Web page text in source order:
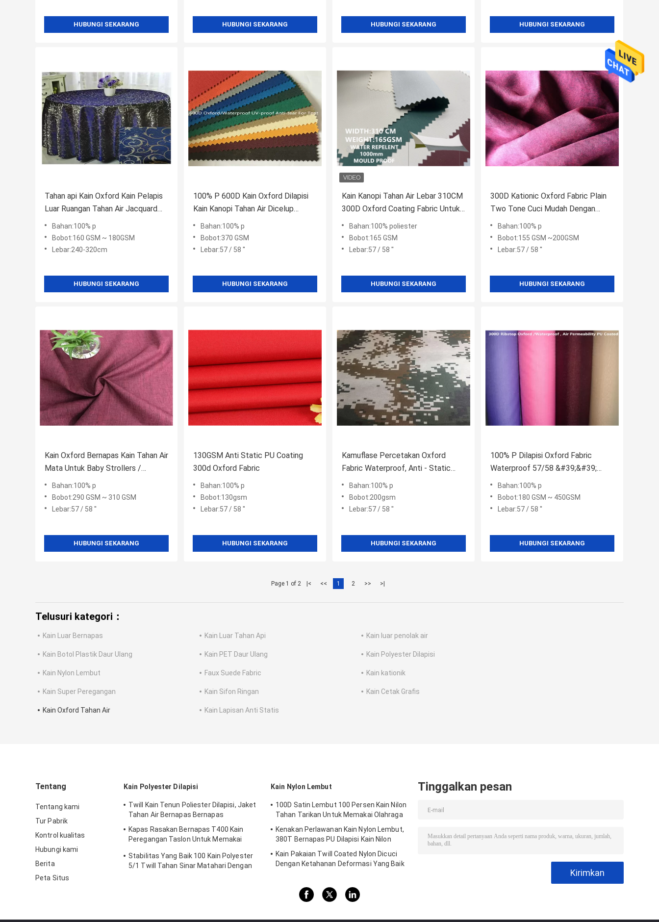
HUBUNGI SEKARANG HUBUNGI SEKARANG HUBUNGI SEKARANG HUBUNGI SEKARANG
Tahan api Kain Oxford Kain Pelapis
Luar Ruangan Tahan Air Jacquard
Lebar Lebar Untuk Taplak Meja
Bahan:100% p
Bobot:160 GSM ~ 180GSM
Lebar:240-320cm
HUBUNGI SEKARANG
100% P 600D Kain Oxford Dilapisi
Kain Kanopi Tahan Air Dicelup
Benang Anti-Air Mata UV-Bukti
Untuk Tenda Luar Ruangan
Bahan:100% p
Bobot:370 GSM
Lebar:57 / 58 ''
HUBUNGI SEKARANG
Kain Kanopi Tahan Air Lebar 310CM
300D Oxford Coating Fabric Untuk
Outdoor Flysheet Camping
Bahan:100% poliester
Bobot:165 GSM
Lebar:57 / 58 ''
HUBUNGI SEKARANG
300D Kationic Oxford Fabric Plain
Two Tone Cuci Mudah Dengan
Permeabilitas Udara Yang Baik
Bahan:100% p
Bobot:155 GSM ~200GSM
Lebar:57 / 58 ''
HUBUNGI SEKARANG
Kain Oxford Bernapas Kain Tahan Air
Mata Untuk Baby Strollers /
Lounge Kursi
Bahan:100% p
Bobot:290 GSM ~ 310 GSM
Lebar:57 / 58 ''
HUBUNGI SEKARANG
130GSM Anti Static PU Coating
300d Oxford Fabric
Bahan:100% p
Bobot:130gsm
Lebar:57 / 58 ''
HUBUNGI SEKARANG
Kamuflase Percetakan Oxford
Fabric Waterproof, Anti - Static
300D Oxford Fabric
Bahan:100% p
Bobot:200gsm
Lebar:57 / 58 ''
HUBUNGI SEKARANG
100% P Dilapisi Oxford Fabric
Waterproof 57/58 &#39;&#39;
Gaya Jacquard Untuk Tenda Luar
Ruangan
Bahan:100% p
Bobot:180 GSM ~ 450GSM
Lebar:57 / 58 ''
HUBUNGI SEKARANG
Page 1 of 2 |< << 1 2 >> >|
Telusuri kategori：
Kain Luar Bernapas Kain Luar Tahan Api Kain luar penolak air
Kain Botol Plastik Daur Ulang Kain PET Daur Ulang Kain Polyester Dilapisi
Kain Nylon Lembut Faux Suede Fabric Kain kationik
Kain Super Peregangan Kain Sifon Ringan Kain Cetak Grafis
Kain Oxford Tahan Air Kain Lapisan Anti Statis
Tentang
Tentang kami
Tur Pabrik
Kontrol kualitas
Hubungi kami
Berita
Peta Situs
Kain Polyester Dilapisi
Twill Kain Tenun Poliester Dilapisi, Jaket
Tahan Air Bernapas Bernapas
Kapas Rasakan Bernapas T400 Kain
Peregangan Taslon Untuk Memakai
Stabilitas Yang Baik 100 Kain Polyester
5/1 Twill Tahan Sinar Matahari Dengan
Kain Nylon Lembut
100D Satin Lembut 100 Persen Kain Nilon
Tahan Tarikan Untuk Memakai Olahraga
Kenakan Perlawanan Kain Nylon Lembut,
380T Bernapas PU Dilapisi Kain Nilon
Kain Pakaian Twill Coated Nylon Dicuci
Dengan Ketahanan Deformasi Yang Baik
Tinggalkan pesan